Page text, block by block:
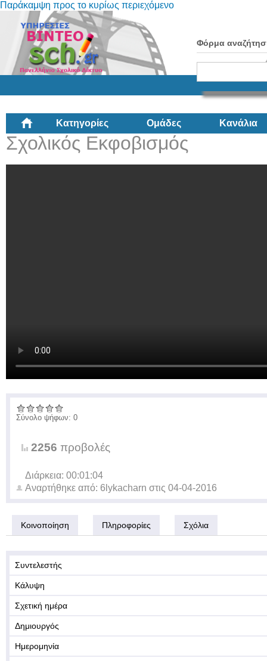
Παράκαμψη προς το κυρίως περιεχόμενο
Φόρμα
Κατηγορίες Ομάδες Κανάλια
Σχολικός Εκφοβισμός
Σύνολο ψήφων: 0
2256 προβολές
Διάρκεια: 00:01:04
Αναρτήθηκε από: 6lykacharn στις 04-04-2016
Κοινοποίηση Πληροφορίες Σχόλια
Συντελεστής
Κάλυψη
Σχετική ημέρα
Δημιουργός
Ημερομηνία